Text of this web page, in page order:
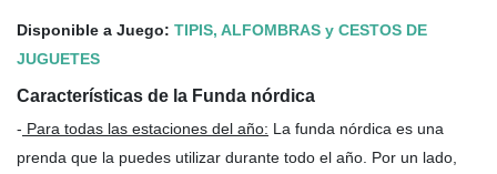
Disponible a Juego: TIPIS, ALFOMBRAS y CESTOS DE
JUGUETES
Características de la Funda nórdica
- Para todas las estaciones del año: La funda nórdica es una
prenda que la puedes utilizar durante todo el año. Por un lado,